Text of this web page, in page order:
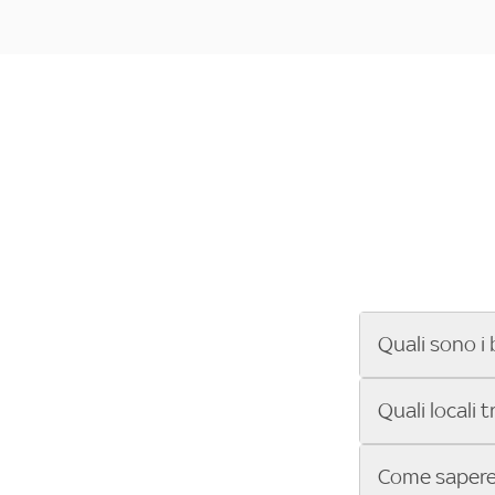
Quali sono i
Se cerchi un
ENILIVE, la
Sky Bar ti
Quali locali
Vuoi sapere
Come